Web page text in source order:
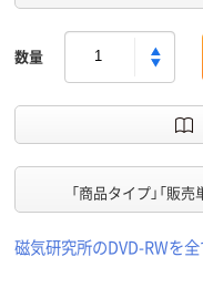
数量
「商品タイプ」「販
磁気研究所のDVD-RWを